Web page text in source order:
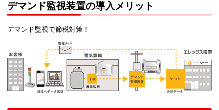
デマンド監視装置の導入メリット
デマンド監視で節税対策！